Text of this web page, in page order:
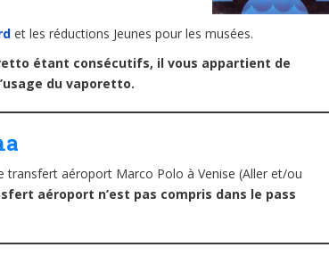
et les réductions Jeunes pour les musées.
étant consécutifs, il vous appartient de
du vaporetto.
transfert aéroport Marco Polo à Venise (Aller et/ou
aéroport n’est pas compris dans le pass